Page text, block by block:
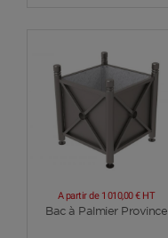
Voir plus
Bac à Palmier Province
A partir de 1 010,00 € HT